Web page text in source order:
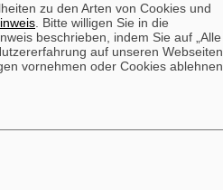
zu den Arten von Cookies und
. Bitte willigen Sie in die
beschrieben, indem Sie auf „Alle
auf unseren Webseiten
vornehmen oder Cookies ablehnen